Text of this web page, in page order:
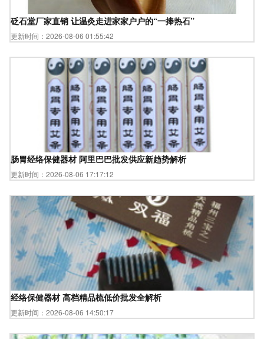
砭石堂厂家直销 让温灸走进家家户户的“一捧热石”
更新时间：2026-08-06 01:55:42
肠胃经络保健器材 阿里巴巴批发供应新趋势解析
更新时间：2026-08-06 17:17:12
经络保健器材 高档精品梳低价批发全解析
更新时间：2026-08-06 14:50:17